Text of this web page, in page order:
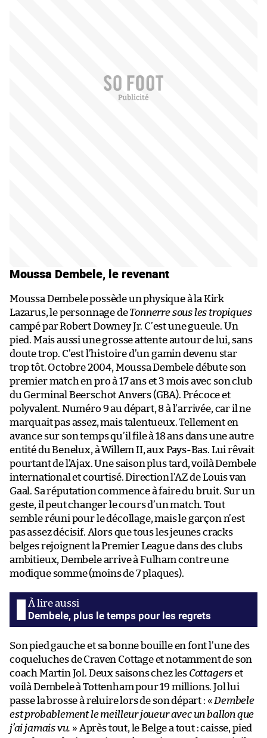
Moussa Dembele, le revenant
Moussa Dembele possède un physique à la Kirk
Lazarus, le personnage deTonnerre sous les tropiques
campé par Robert Downey Jr. C’est une gueule. Un
pied. Mais aussi une grosse attente autour de lui, sans
doute trop. C’est l’histoire d’un gamin devenu star
trop tôt. Octobre 2004, Moussa Dembele débute son
premier match en pro à 17 ans et 3 mois avec son club
du Germinal Beerschot Anvers (GBA). Précoce et
polyvalent. Numéro 9 au départ, 8 à l’arrivée, car il ne
marquait pas assez, mais talentueux. Tellement en
avance sur son temps qu’il file à 18 ans dans une autre
entité du Benelux, à Willem II, aux Pays-Bas. Lui rêvait
pourtant de l’Ajax. Une saison plus tard, voilà Dembele
international et courtisé. Direction l’AZ de Louis van
Gaal. Sa réputation commence à faire du bruit. Sur un
geste, il peut changer le cours d’un match. Tout
semble réuni pour le décollage, mais le garçon n’est
pas assez décisif. Alors que tous les jeunes cracks
belges rejoignent la Premier League dans des clubs
ambitieux, Dembele arrive à Fulham contre une
modique somme (moins de 7 plaques).
Dembele, plus le temps pour les regrets
Son pied gauche et sa bonne bouille en font l’une des
coqueluches de Craven Cottage et notamment de son
coach Martin Jol. Deux saisons chez les Cottagerset
voilà Dembele à Tottenham pour 19 millions. Jol lui
passe la brosse à reluire lors de son départ : «Dembele
est probablement le meilleur joueur avec un ballon que
j’ai jamais vu. » Après tout, le Belge a tout : caisse, pied